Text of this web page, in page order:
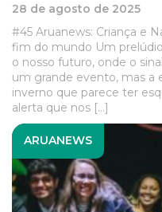
28 de agosto de 2025
#45 Aruanews: Criança e
fim do mundo Um
o nosso futuro, onde o
um grande evento, mas a
inverno que parece ter
alerta que nos […]
ARUANEWS